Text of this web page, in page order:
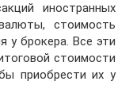
иностранных
стоимость
у брокера. Все эти
стоимости
приобрести их у